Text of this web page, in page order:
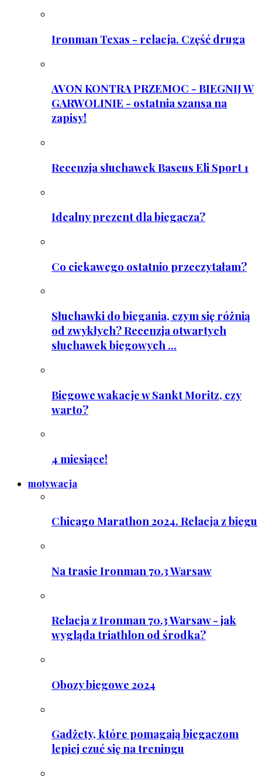
Ironman Texas - relacja. Część druga
AVON KONTRA PRZEMOC - BIEGNIJ W
GARWOLINIE - ostatnia szansa na
zapisy!
Recenzja słuchawek Baseus Eli Sport 1
Idealny prezent dla biegacza?
Co ciekawego ostatnio przeczytałam?
Słuchawki do biegania, czym się różnią
od zwykłych? Recenzja otwartych
słuchawek biegowych ...
Biegowe wakacje w Sankt Moritz, czy
warto?
4 miesiące!
motywacja
Chicago Marathon 2024. Relacja z biegu
Na trasie Ironman 70.3 Warsaw
Relacja z Ironman 70.3 Warsaw - jak
wygląda triathlon od środka?
Obozy biegowe 2024
Gadżety, które pomagają biegaczom
lepiej czuć się na treningu